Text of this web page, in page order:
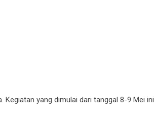
Kegiatan yang dimulai dari tanggal 8-9 Mei ini